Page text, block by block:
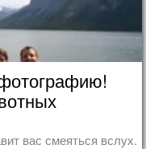
вас смеяться вслух.